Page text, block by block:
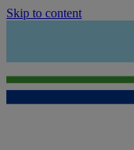
Skip to content